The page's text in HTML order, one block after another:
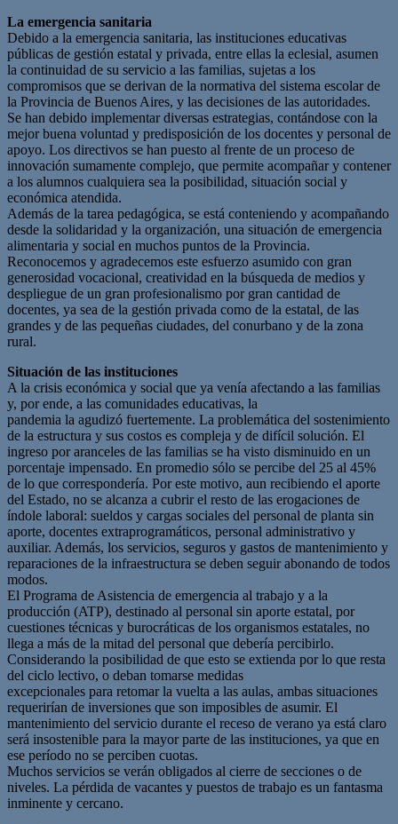
La emergencia sanitaria
Debido a la emergencia sanitaria, las instituciones educativas
públicas de gestión estatal y privada, entre ellas la eclesial, asumen
la continuidad de su servicio a las familias, sujetas a los
compromisos que se derivan de la normativa del sistema escolar de
la Provincia de Buenos Aires, y las decisiones de las autoridades.
Se han debido implementar diversas estrategias, contándose con la
mejor buena voluntad y predisposición de los docentes y personal de
apoyo. Los directivos se han puesto al frente de un proceso de
innovación sumamente complejo, que permite acompañar y contener
a los alumnos cualquiera sea la posibilidad, situación social y
económica atendida.
Además de la tarea pedagógica, se está conteniendo y acompañando
desde la solidaridad y la organización, una situación de emergencia
alimentaria y social en muchos puntos de la Provincia.
Reconocemos y agradecemos este esfuerzo asumido con gran
generosidad vocacional, creatividad en la búsqueda de medios y
despliegue de un gran profesionalismo por gran cantidad de
docentes, ya sea de la gestión privada como de la estatal, de las
grandes y de las pequeñas ciudades, del conurbano y de la zona
rural.
Situación de las instituciones
A la crisis económica y social que ya venía afectando a las familias
y, por ende, a las comunidades educativas, la
pandemia la agudizó fuertemente. La problemática del sostenimiento
de la estructura y sus costos es compleja y de difícil solución. El
ingreso por aranceles de las familias se ha visto disminuido en un
porcentaje impensado. En promedio sólo se percibe del 25 al 45%
de lo que correspondería. Por este motivo, aun recibiendo el aporte
del Estado, no se alcanza a cubrir el resto de las erogaciones de
índole laboral: sueldos y cargas sociales del personal de planta sin
aporte, docentes extraprogramáticos, personal administrativo y
auxiliar. Además, los servicios, seguros y gastos de mantenimiento y
reparaciones de la infraestructura se deben seguir abonando de todos
modos.
El Programa de Asistencia de emergencia al trabajo y a la
producción (ATP), destinado al personal sin aporte estatal, por
cuestiones técnicas y burocráticas de los organismos estatales, no
llega a más de la mitad del personal que debería percibirlo.
Considerando la posibilidad de que esto se extienda por lo que resta
del ciclo lectivo, o deban tomarse medidas
excepcionales para retomar la vuelta a las aulas, ambas situaciones
requerirían de inversiones que son imposibles de asumir. El
mantenimiento del servicio durante el receso de verano ya está claro
será insostenible para la mayor parte de las instituciones, ya que en
ese período no se perciben cuotas.
Muchos servicios se verán obligados al cierre de secciones o de
niveles. La pérdida de vacantes y puestos de trabajo es un fantasma
inminente y cercano.